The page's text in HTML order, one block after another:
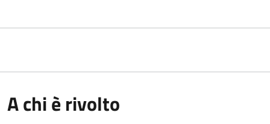
A chi è rivolto